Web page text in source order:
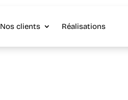
Nos clients Réalisations